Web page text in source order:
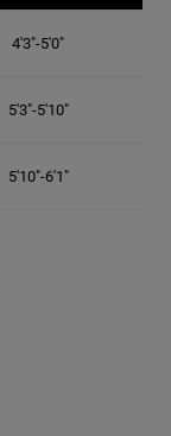
4'3"-5'0"
5'3"-5'10"
5'10"-6'1"